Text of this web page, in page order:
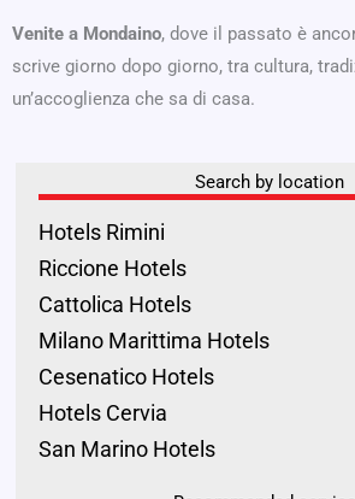
Venite a Mondaino, dove il passato è
scrive giorno dopo giorno, tra cultura,
un’accoglienza che sa di casa.
Search by location
Hotels Rimini
Riccione Hotels
Cattolica Hotels
Milano Marittima Hotels
Cesenatico Hotels
Hotels Cervia
San Marino Hotels